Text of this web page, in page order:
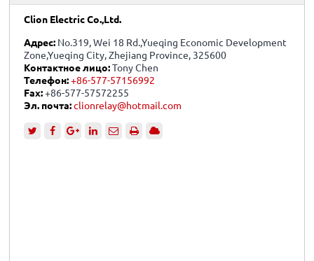
Clion Electric Co.,Ltd.
Адрес: No.319, Wei 18 Rd.,Yueqing Economic Development
Zone,Yueqing City, Zhejiang Province, 325600
Контактное лицо:Tony Chen
Телефон: +86-577-57156992
Fax:+86-577-57572255
Эл. почта: clionrelay@hotmail.com